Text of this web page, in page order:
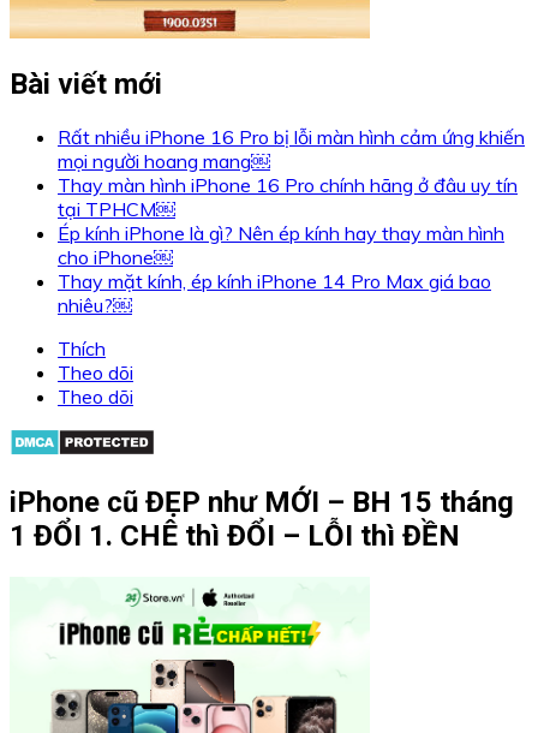
Bài viết mới
Rất nhiều iPhone 16 Pro bị lỗi màn hình cảm ứng khiến
mọi người hoang mang￼
Thay màn hình iPhone 16 Pro chính hãng ở đâu uy tín
tại TPHCM￼
Ép kính iPhone là gì? Nên ép kính hay thay màn hình
cho iPhone￼
Thay mặt kính, ép kính iPhone 14 Pro Max giá bao
nhiêu?￼
Thích
Theo dõi
Theo dõi
iPhone cũ ĐẸP như MỚI – BH 15 tháng
1 ĐỔI 1. CHÊ thì ĐỔI – LỖI thì ĐỀN